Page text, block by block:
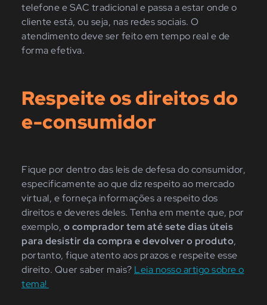
telefone e SAC tradicional e passa a estar onde o
cliente está, ou seja, nas redes sociais. O
atendimento deve ser feito em tempo real e de
forma efetiva.
Respeite os direitos do
e-consumidor
Fique por dentro das leis de defesa do consumidor,
especificamente ao que diz respeito ao mercado
virtual, e forneça informações a respeito dos
direitos e deveres deles. Tenha em mente que, por
exemplo, o comprador tem até sete dias úteis
para desistir da compra e devolver o produto,
portanto, fique atento aos prazos e respeite esse
direito. Quer saber mais? Leia nosso artigo sobre o
tema!